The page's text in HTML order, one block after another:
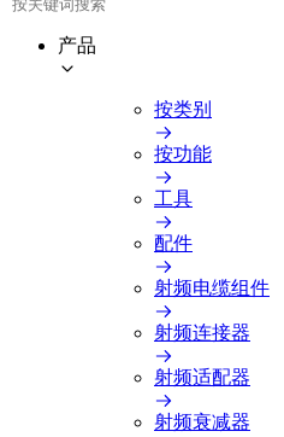
产品
按类别
按功能
工具
配件
射频电缆组件
射频连接器
射频适配器
射频衰减器